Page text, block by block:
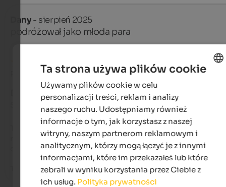
Dany- sierpień 2025
podróżował jako młoda para
Recenzja z Google
DOSKONAŁY
The Funggashof is a very nice hotel with excellent service.
rooms are very spacious, and the amenities (indoor and
outdoor pools, sauna, etc.) are excellent.
The food was delicious every day.
Ta strona używa plików cookie
Używamy plików cookie w celu
personalizacji treści, reklam i analizy
naszego ruchu. Udostępniamy również
informacje o tym, jak korzystasz z naszej
witryny, naszym partnerom reklamowym i
analitycznym, którzy mogą łączyć je z innymi
informacjami, które im przekazałeś lub które
zebrali w wyniku korzystania przez Ciebie z
ich usług. Polityka prywatności